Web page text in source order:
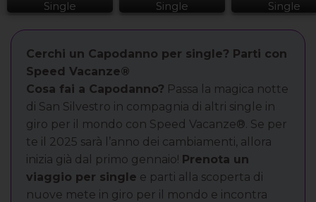
Single
Single
Single
Cerchi un Capodanno per single? Parti con
Speed Vacanze®
Cosa fai a Capodanno? Passa la magica notte
di San Silvestro in compagnia di altri single in
giro per il mondo con Speed Vacanze®. Se per
te il 2025 sarà l’anno dei cambiamenti, allora
inizia già dal primo gennaio! Prenota un
viaggio per single e parti alla scoperta di
nuove mete in giro per il mondo e incontra